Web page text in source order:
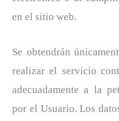
en el sitio web.
Se obtendrán
realizar el servicio
adecuadamente a la
por el Usuario. Los